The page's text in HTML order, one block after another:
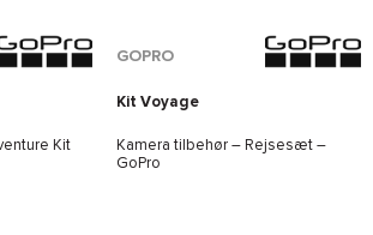
Kit
GOPRO
Kit Voyage
Kamera tilbehør – Rejsesæt –
GoPro